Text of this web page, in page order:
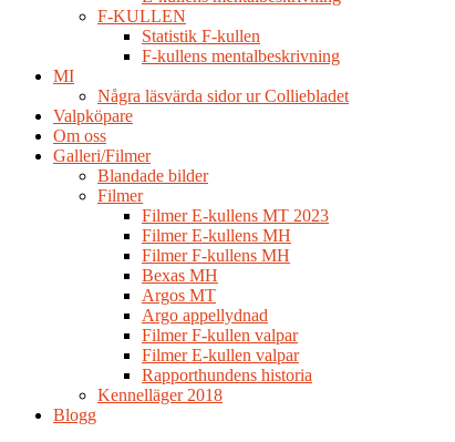
F-KULLEN
Statistik F-kullen
F-kullens mentalbeskrivning
MI
Några läsvärda sidor ur Colliebladet
Valpköpare
Om oss
Galleri/Filmer
Blandade bilder
Filmer
Filmer E-kullens MT 2023
Filmer E-kullens MH
Filmer F-kullens MH
Bexas MH
Argos MT
Argo appellydnad
Filmer F-kullen valpar
Filmer E-kullen valpar
Rapporthundens historia
Kennelläger 2018
Blogg